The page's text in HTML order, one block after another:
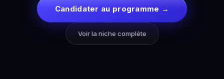
Candidater au programme →
Voir la niche complète